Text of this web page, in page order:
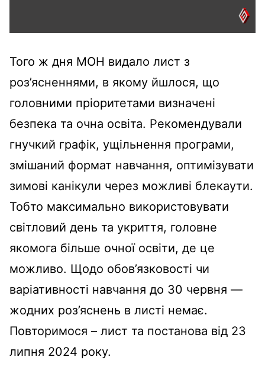
Того ж дня МОН видало лист з
роз’ясненнями, в якому йшлося, що
головними пріоритетами визначені
безпека та очна освіта. Рекомендували
гнучкий графік, ущільнення програми,
змішаний формат навчання, оптимізувати
зимові канікули через можливі блекаути.
Тобто максимально використовувати
світловий день та укриття, головне
якомога більше очної освіти, де це
можливо. Щодо обов’язковості чи
варіативності навчання до 30 червня —
жодних роз’яснень в листі немає.
Повторимося – лист та постанова від 23
липня 2024 року.